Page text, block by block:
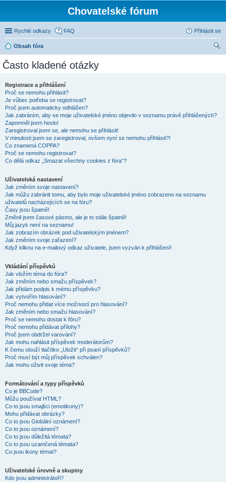
Chovatelské fórum
Rychlé odkazy FAQ Přihlásit se
Obsah fóra
Často kladené otázky
Registrace a přihlášení
Proč se nemohu přihlásit?
Je vůbec potřeba se registrovat?
Proč jsem automaticky odhlášen?
Jak zabráním, aby se moje uživatelské jméno objevilo v seznamu právě přihlášených?
Zapomněl jsem heslo!
Zaregistroval jsem se, ale nemohu se přihlásit!
V minulosti jsem se zaregistroval, ovšem nyní se nemohu přihlásit?!
Co znamená COPPA?
Proč se nemohu registrovat?
Co dělá odkaz „Smazat všechny cookies z fóra“?
Uživatelská nastavení
Jak změním svoje nastavení?
Jak můžu zabránit tomu, aby bylo moje uživatelské jméno zobrazeno na seznamu
uživatelů nacházejících se na fóru?
Časy jsou špatně!
Změnil jsem časové pásmo, ale je to stále špatně!
Můj jazyk není na seznamu!
Jak zobrazím obrázek pod uživatelským jménem?
Jak změním svoje zařazení?
Když kliknu na e-mailový odkaz uživatele, jsem vyzván k přihlášení!
Vkládání příspěvků
Jak vložím téma do fóra?
Jak změním nebo smažu příspěvek?
Jak přidám podpis k mému příspěvku?
Jak vytvořím hlasování?
Proč nemohu přidat více možností pro hlasování?
Jak změním nebo smažu hlasování?
Proč se nemohu dostat k fóru?
Proč nemohu přidávat přílohy?
Proč jsem obdržel varování?
Jak mohu nahlásit příspěvek moderátorům?
K čemu slouží tlačítko „Uložit“ při psaní příspěvků?
Proč musí být můj příspěvek schválen?
Jak mohu oživit svoje téma?
Formátování a typy příspěvků
Co je BBCode?
Můžu používat HTML?
Co to jsou smajlíci (emotikony)?
Mohu přidávat obrázky?
Co to jsou Globální oznámení?
Co to jsou oznámení?
Co to jsou důležitá témata?
Co to jsou uzamčená témata?
Co jsou ikony témat?
Uživatelské úrovně a skupiny
Kdo jsou administrátoři?